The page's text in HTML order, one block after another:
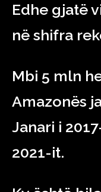
Edhe gjatë
në shifra
Mbi 5 mln
Amazonës
Janari i
2021-it.